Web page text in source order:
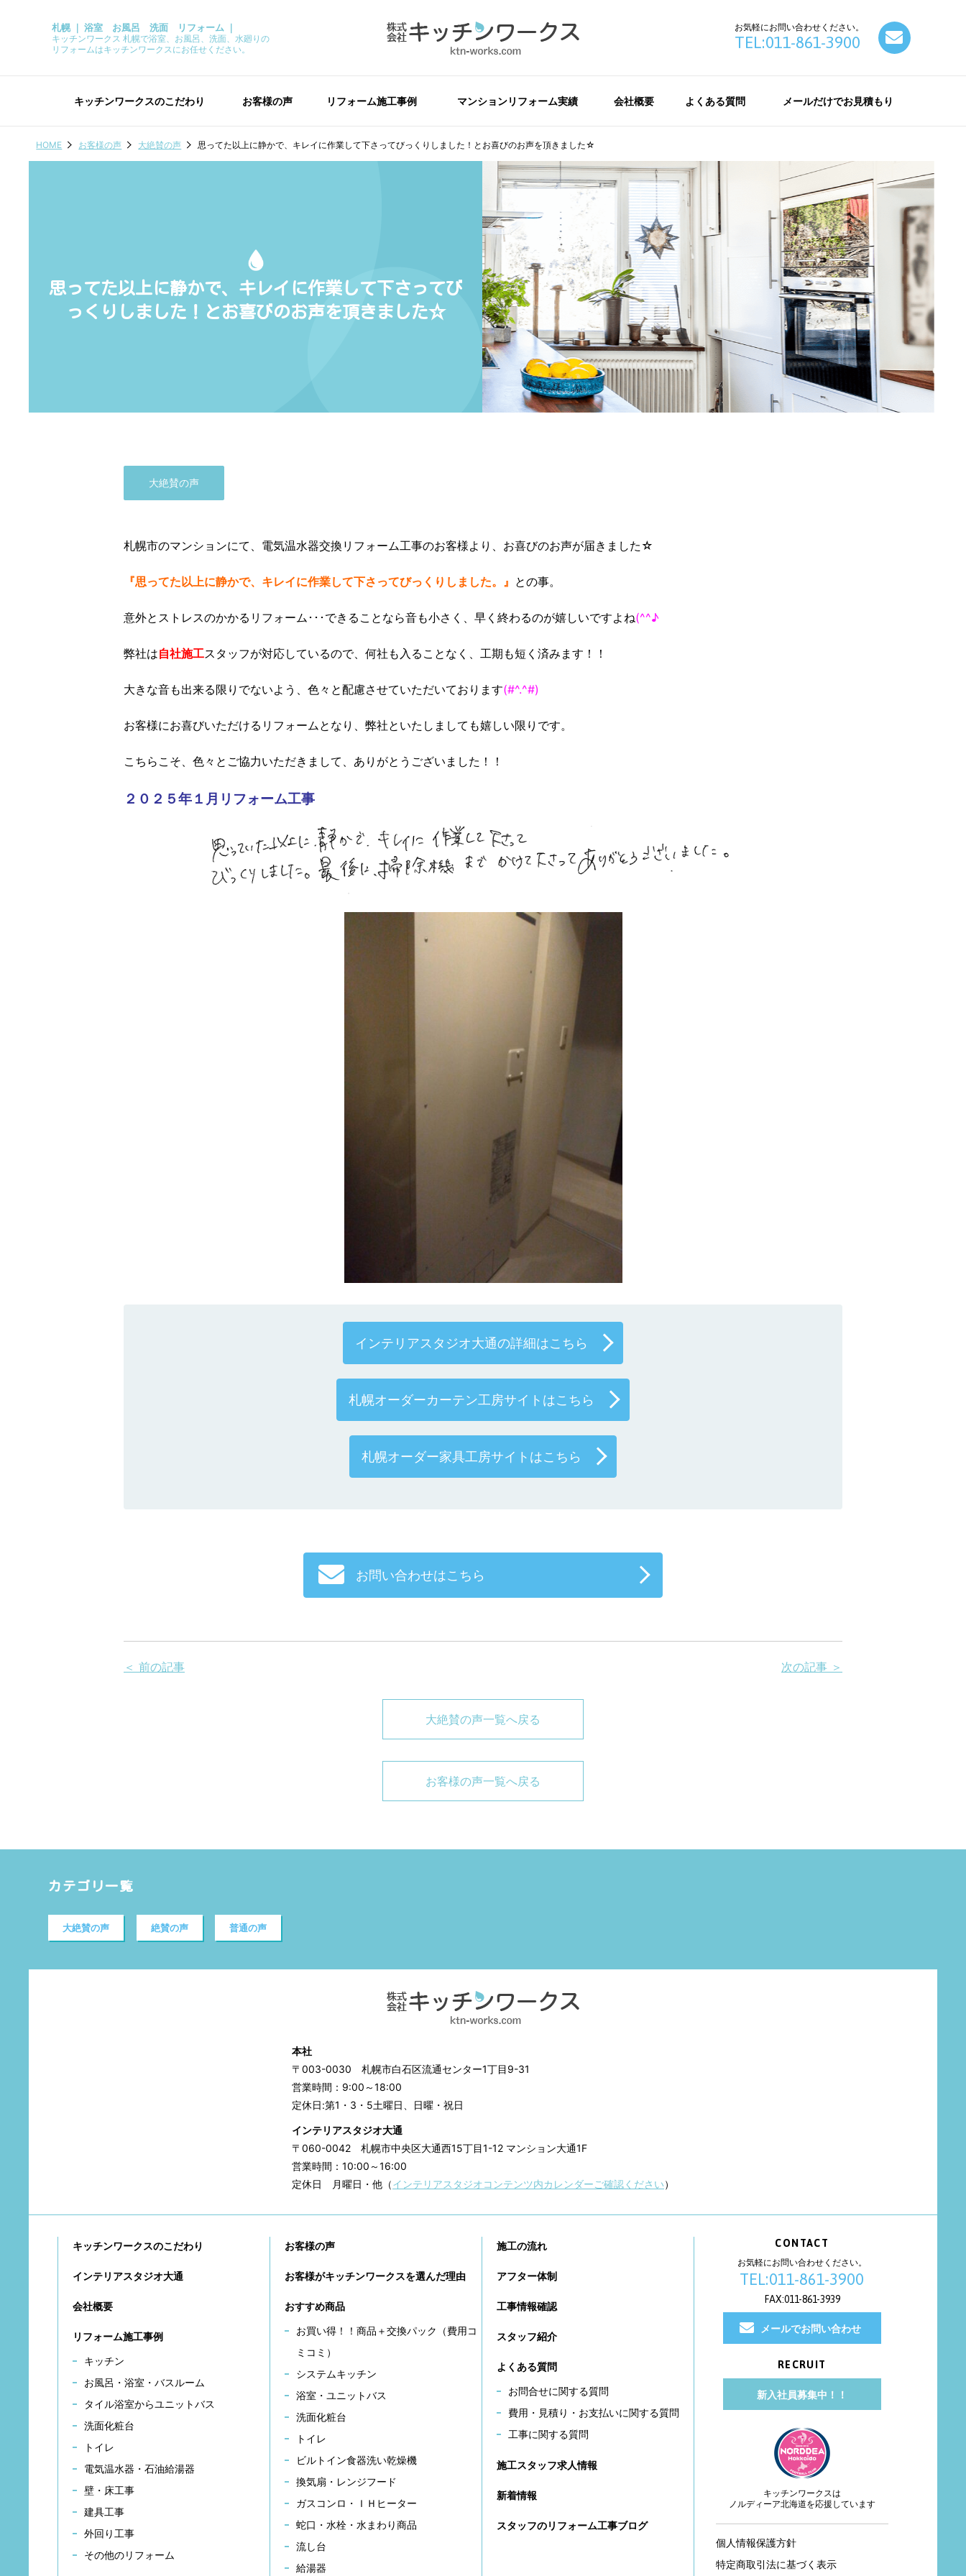
札幌 ｜ 浴室 お風呂 洗面 リフォーム ｜
キッチンワークス 札幌で浴室、お風呂、洗面、水廻りの
リフォームはキッチンワークスにお任せください。
お気軽にお問い合わせください。
TEL:011-861-3900
キッチンワークスのこだわり お客様の声 リフォーム施工事例 マンションリフォーム実績 会社概要 よくある質問 メールだけでお見積もり
HOME お客様の声 大絶賛の声 思ってた以上に静かで、キレイに作業して下さってびっくりしました！とお喜びのお声を頂きました☆
思ってた以上に静かで、キレイに作業して下さってび
っくりしました！とお喜びのお声を頂きました☆
大絶賛の声
札幌市のマンションにて、電気温水器交換リフォーム工事のお客様より、お喜びのお声が届きました☆
『思ってた以上に静かで、キレイに作業して下さってびっくりしました。』 との事。
意外とストレスのかかるリフォーム･･･できることなら音も小さく、早く終わるのが嬉しいですよね(^^♪
弊社は自社施工スタッフが対応しているので、何社も入ることなく、工期も短く済みます！！
大きな音も出来る限りでないよう、色々と配慮させていただいております(#^.^#)
お客様にお喜びいただけるリフォームとなり、弊社といたしましても嬉しい限りです。
こちらこそ、色々とご協力いただきまして、ありがとうございました！！
２０２５年１月リフォーム工事
インテリアスタジオ大通の詳細はこちら
札幌オーダーカーテン工房サイトはこちら
札幌オーダー家具工房サイトはこちら
お問い合わせはこちら
＜ 前の記事 次の記事 ＞
大絶賛の声一覧へ戻る
お客様の声一覧へ戻る
カテゴリ一覧
大絶賛の声 絶賛の声 普通の声
本社
〒003-0030 札幌市白石区流通センター1丁目9-31
営業時間：9:00～18:00
定休日:第1・3・5土曜日、日曜・祝日
インテリアスタジオ大通
〒060-0042 札幌市中央区大通西15丁目1-12 マンション大通1F
営業時間：10:00～16:00
定休日 月曜日・他（インテリアスタジオコンテンツ内カレンダーご確認ください）
キッチンワークスのこだわり
インテリアスタジオ大通
会社概要
リフォーム施工事例
キッチン
お風呂・浴室・バスルーム
タイル浴室からユニットバス
洗面化粧台
トイレ
電気温水器・石油給湯器
壁・床工事
建具工事
外回り工事
その他のリフォーム
お客様の声
お客様がキッチンワークスを選んだ理由
おすすめ商品
お買い得！！商品＋交換パック（費用コ
ミコミ）
システムキッチン
浴室・ユニットバス
洗面化粧台
トイレ
ビルトイン食器洗い乾燥機
換気扇・レンジフード
ガスコンロ・ＩＨヒーター
蛇口・水栓・水まわり商品
流し台
給湯器
施工の流れ
アフター体制
工事情報確認
スタッフ紹介
よくある質問
お問合せに関する質問
費用・見積り・お支払いに関する質問
工事に関する質問
施工スタッフ求人情報
新着情報
スタッフのリフォーム工事ブログ
CONTACT
お気軽にお問い合わせください。
TEL:011-861-3900
FAX:011-861-3939
メールでお問い合わせ
RECRUIT
新入社員募集中！！
キッチンワークスは
ノルディーア北海道を応援しています
個人情報保護方針
特定商取引法に基づく表示